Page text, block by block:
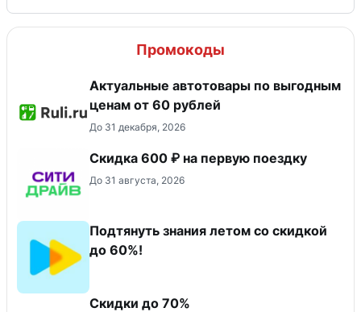
Промокоды
Актуальные автотовары по выгодным
ценам от 60 рублей
До 31 декабря, 2026
Скидка 600 ₽ на первую поездку
До 31 августа, 2026
Подтянуть знания летом со скидкой
до 60%!
Скидки до 70%